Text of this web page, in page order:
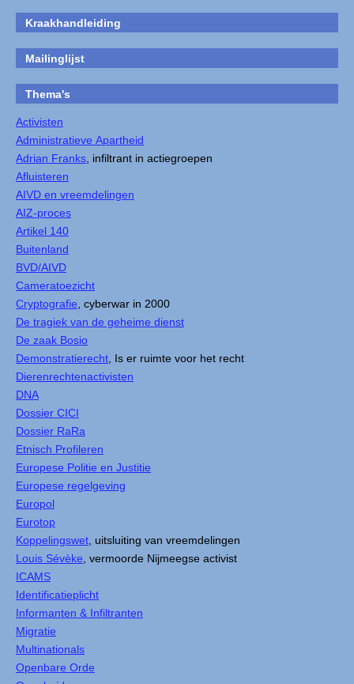
Kraakhandleiding
Mailinglijst
Thema's
Activisten
Administratieve Apartheid
Adrian Franks , infiltrant in actiegroepen
Afluisteren
AIVD en vreemdelingen
AIZ-proces
Artikel 140
Buitenland
BVD/AIVD
Cameratoezicht
Cryptografie , cyberwar in 2000
De tragiek van de geheime dienst
De zaak Bosio
Demonstratierecht , Is er ruimte voor het recht
Dierenrechtenactivisten
DNA
Dossier CICI
Dossier RaRa
Etnisch Profileren
Europese Politie en Justitie
Europese regelgeving
Europol
Eurotop
Koppelingswet , uitsluiting van vreemdelingen
Louis Sévèke , vermoorde Nijmeegse activist
ICAMS
Identificatieplicht
Informanten & Infiltranten
Migratie
Multinationals
Openbare Orde